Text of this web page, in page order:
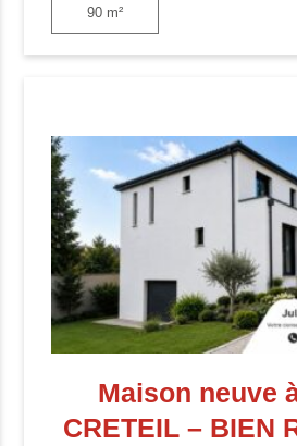
90 m²
Maison neuve
CRETEIL – BIEN